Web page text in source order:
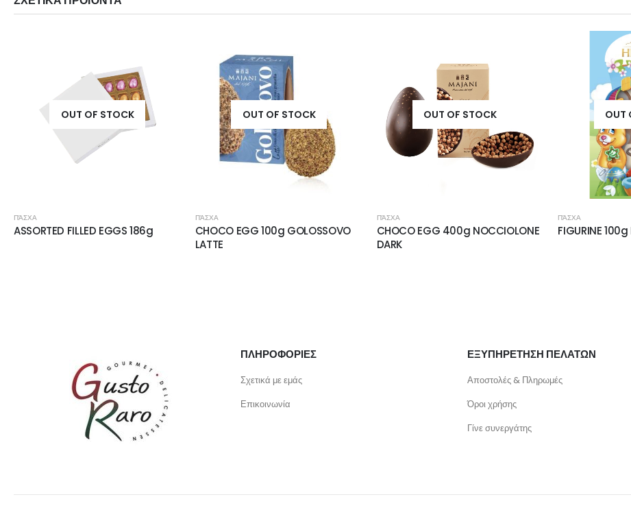
OUT OF STOCK
ΠΆΣΧΑ
ASSORTED FILLED EGGS 186g
OUT OF STOCK
ΠΆΣΧΑ
CHOCO EGG 100g GOLOSSOVO
LATTE
OUT OF STOCK
ΠΆΣΧΑ
CHOCO EGG 400g NOCCIOLONE
DARK
OUT
ΠΆΣΧΑ
FIGURINE 100g
ΠΛΗΡΟΦΟΡΙΕΣ
Σχετικά με εμάς
Επικοινωνία
ΕΞΥΠΗΡΕΤΗΣΗ ΠΕΛΑΤΩΝ
Αποστολές & Πληρωμές
Όροι χρήσης
Γίνε συνεργάτης